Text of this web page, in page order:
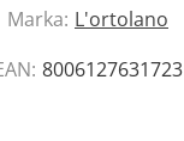
Marka: L'ortolano
8006127631723